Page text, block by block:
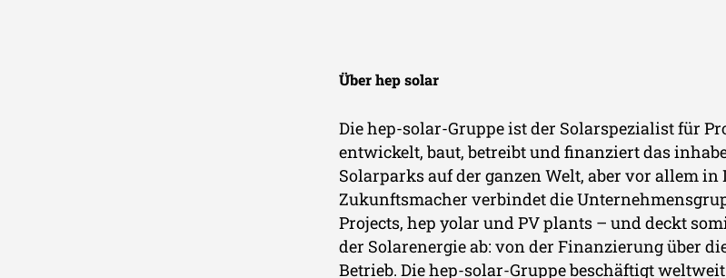
Über hep solar
Die hep-solar-Gruppe ist der Solarspezialist für
entwickelt, baut, betreibt und finanziert das
Solarparks auf der ganzen Welt, aber vor allem
Zukunftsmacher verbindet die
Projects, hep yolar und PV plants – und deckt
der Solarenergie ab: von der Finanzierung über
Betrieb. Die hep-solar-Gruppe beschäftigt